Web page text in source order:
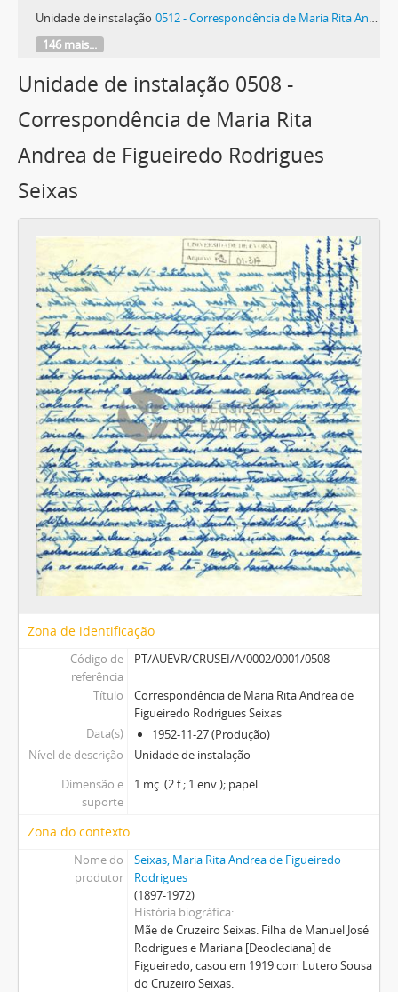
Unidade de instalação 0512 - Correspondência de Maria Rita Andrea de Figueiredo Rodrigues Seixas
146 mais...
Unidade de instalação 0508 -
Correspondência de Maria Rita
Andrea de Figueiredo Rodrigues
Seixas
Zona de identificação
Código de
referência
PT/AUEVR/CRUSEI/A/0002/0001/0508
Título
Correspondência de Maria Rita Andrea de
Figueiredo Rodrigues Seixas
Data(s)
1952-11-27 (Produção)
Nível de descrição
Unidade de instalação
Dimensão e
suporte
1 mç. (2 f.; 1 env.); papel
Zona do contexto
Nome do
produtor
Seixas, Maria Rita Andrea de Figueiredo
Rodrigues
(1897-1972)
História biográfica
Mãe de Cruzeiro Seixas. Filha de Manuel José
Rodrigues e Mariana [Deocleciana] de
Figueiredo, casou em 1919 com Lutero Sousa
do Cruzeiro Seixas.